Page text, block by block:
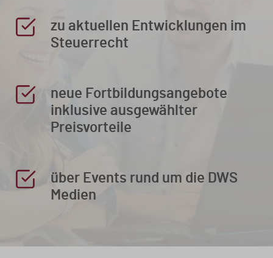
zu aktuellen Entwicklungen im
Steuerrecht
neue Fortbildungsangebote
inklusive ausgewählter
Preisvorteile
über Events rund um die DWS
Medien